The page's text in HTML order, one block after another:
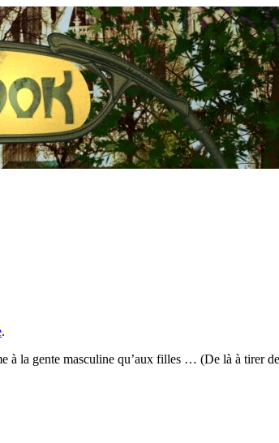
.
à la gente masculine qu’aux filles … (De là à